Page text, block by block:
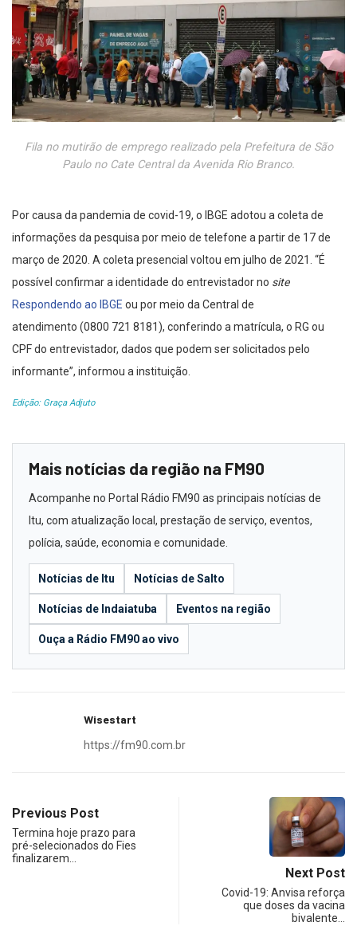
Fila no mutirão de emprego realizado pela Prefeitura de São
Paulo no Cate Central da Avenida Rio Branco.
Por causa da pandemia de covid-19, o IBGE adotou a coleta de
informações da pesquisa por meio de telefone a partir de 17 de
março de 2020. A coleta presencial voltou em julho de 2021. “É
possível confirmar a identidade do entrevistador no site
Respondendo ao IBGE ou por meio da Central de
atendimento (0800 721 8181), conferindo a matrícula, o RG ou
CPF do entrevistador, dados que podem ser solicitados pelo
informante”, informou a instituição.
Edição: Graça Adjuto
Mais notícias da região na FM90
Acompanhe no Portal Rádio FM90 as principais notícias de
Itu, com atualização local, prestação de serviço, eventos,
polícia, saúde, economia e comunidade.
Notícias de Itu Notícias de Salto
Notícias de Indaiatuba Eventos na região
Ouça a Rádio FM90 ao vivo
Wisestart
https://fm90.com.br
Previous Post
Termina hoje prazo para
pré-selecionados do Fies
finalizarem…
Next Post
Covid-19: Anvisa reforça
que doses da vacina
bivalente…